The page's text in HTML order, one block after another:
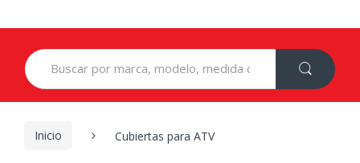
Search
for:
Inicio Cubiertas para ATV